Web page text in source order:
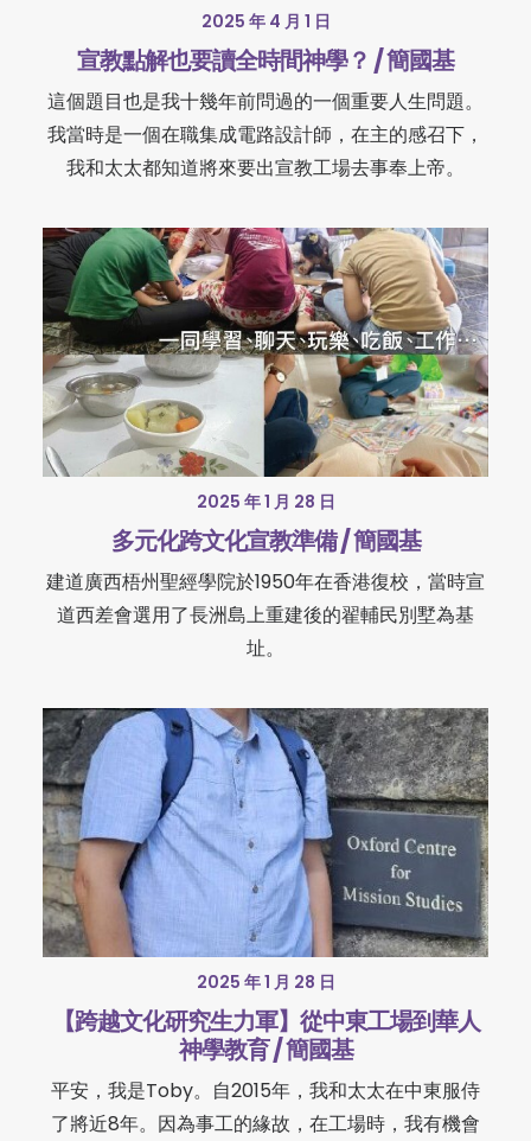
2025 年 4 月 1 日
宣教點解也要讀全時間神學？ / 簡國基
這個題目也是我十幾年前問過的一個重要人生問題。
我當時是一個在職集成電路設計師，在主的感召下，
我和太太都知道將來要出宣教工場去事奉上帝。
2025 年 1 月 28 日
多元化跨文化宣教準備 / 簡國基
建道廣西梧州聖經學院於1950年在香港復校，當時宣
道西差會選用了長洲島上重建後的翟輔民別墅為基
址。
2025 年 1 月 28 日
【跨越文化研究生力軍】從中東工場到華人
神學教育 / 簡國基
平安，我是Toby。自2015年，我和太太在中東服侍
了將近8年。因為事工的緣故，在工場時，我有機會